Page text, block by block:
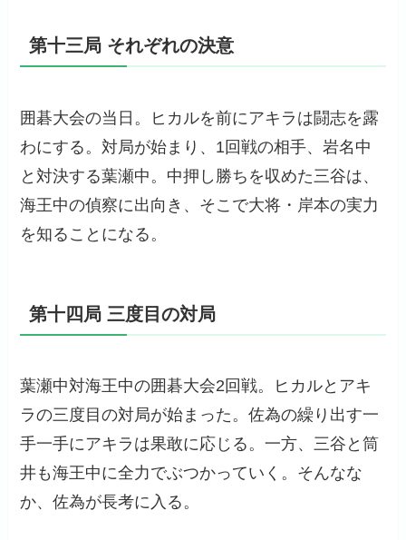
第十三局 それぞれの決意
囲碁大会の当日。ヒカルを前にアキラは闘志を露
わにする。対局が始まり、1回戦の相手、岩名中
と対決する葉瀬中。中押し勝ちを収めた三谷は、
海王中の偵察に出向き、そこで大将・岸本の実力
を知ることになる。
第十四局 三度目の対局
葉瀬中対海王中の囲碁大会2回戦。ヒカルとアキ
ラの三度目の対局が始まった。佐為の繰り出す一
手一手にアキラは果敢に応じる。一方、三谷と筒
井も海王中に全力でぶつかっていく。そんなな
か、佐為が長考に入る。